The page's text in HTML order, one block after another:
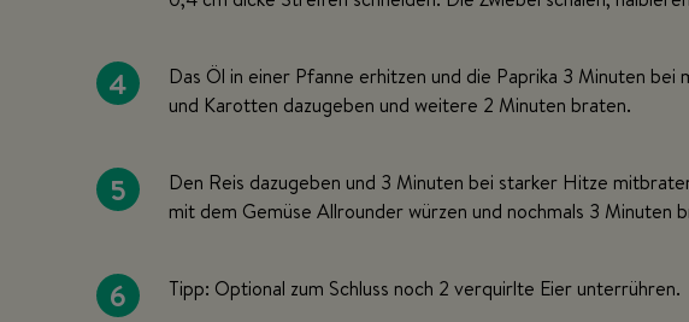
4
Das Öl in einer Pfanne erhitzen und die Paprika 3 Minuten
und Karotten dazugeben und weitere 2 Minuten braten.
5
Den Reis dazugeben und 3 Minuten bei starker Hitze
mit dem Gemüse Allrounder würzen und nochmals 3 Minuten
6 Tipp: Optional zum Schluss noch 2 verquirlte Eier unterrühren.